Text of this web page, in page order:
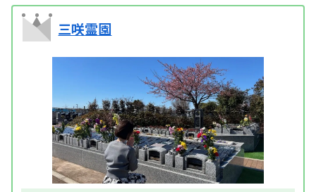
三咲霊園